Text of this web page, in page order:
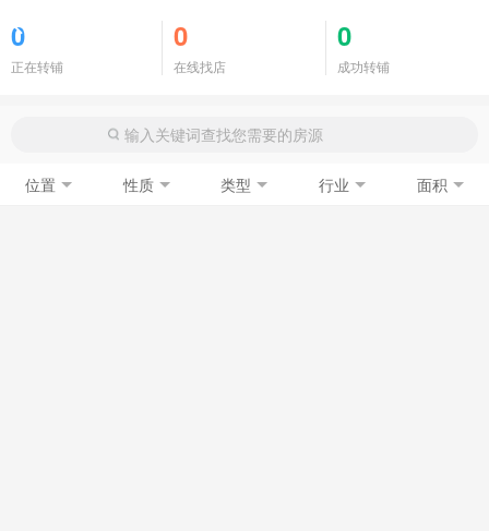
0
正在转铺
0
在线找店
0
成功转铺
位置 性质 类型 行业 面积